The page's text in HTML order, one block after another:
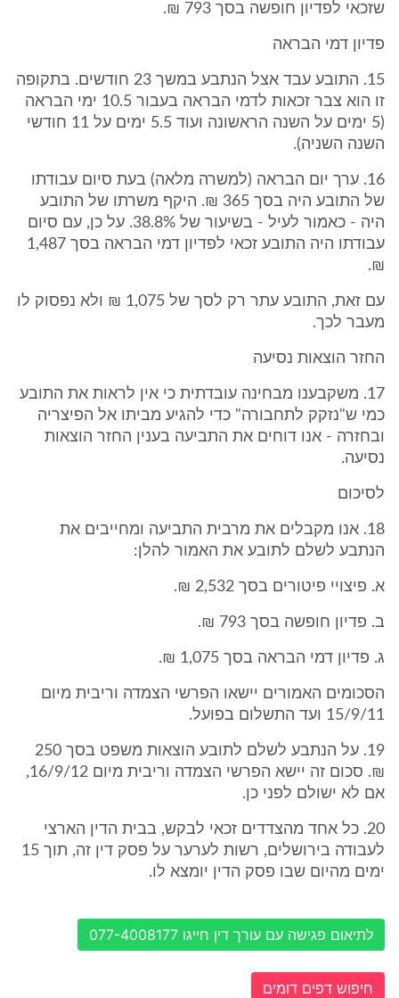
שזכאי לפדיון חופשה בסך 793 ₪.
פדיון דמי הבראה
15. התובע עבד אצל הנתבע במשך 23 חודשים. בתקופה
זו הוא צבר זכאות לדמי הבראה בעבור 10.5 ימי הבראה
(5 ימים על השנה הראשונה ועוד 5.5 ימים על 11 חודשי
השנה השניה).
16. ערך יום הבראה (למשרה מלאה) בעת סיום עבודתו
של התובע היה בסך 365 ₪. היקף משרתו של התובע
היה - כאמור לעיל - בשיעור של 38.8%. על כן, עם סיום
עבודתו היה התובע זכאי לפדיון דמי הבראה בסך 1,487
₪.
עם זאת, התובע עתר רק לסך של 1,075 ₪ ולא נפסוק לו
מעבר לכך.
החזר הוצאות נסיעה
17. משקבענו מבחינה עובדתית כי אין לראות את התובע
כמי ש"נזקק לתחבורה" כדי להגיע מביתו אל הפיצריה
ובחזרה - אנו דוחים את התביעה בענין החזר הוצאות
נסיעה.
לסיכום
18. אנו מקבלים את מרבית התביעה ומחייבים את
הנתבע לשלם לתובע את האמור להלן:
א. פיצויי פיטורים בסך 2,532 ₪.
ב. פדיון חופשה בסך 793 ₪.
ג. פדיון דמי הבראה בסך 1,075 ₪.
הסכומים האמורים יישאו הפרשי הצמדה וריבית מיום
15/9/11 ועד התשלום בפועל.
19. על הנתבע לשלם לתובע הוצאות משפט בסך 250
₪. סכום זה יישא הפרשי הצמדה וריבית מיום 16/9/12,
אם לא ישולם לפני כן.
20. כל אחד מהצדדים זכאי לבקש, בבית הדין הארצי
לעבודה בירושלים, רשות לערער על פסק דין זה, תוך 15
ימים מהיום שבו פסק הדין יומצא לו.
לתיאום פגישה עם עורך דין חייגו 077-4008177
חיפוש דפים דומים